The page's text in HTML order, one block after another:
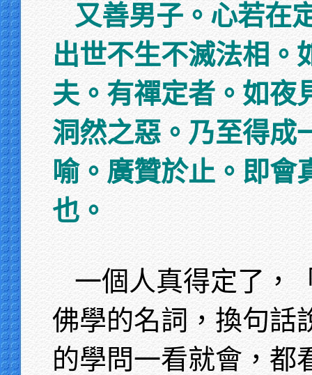
又善男子。心若在
出世不生不滅法相。
夫。有禪定者。如夜
洞然之惡。乃至得成
喻。廣贊於止。即會
也。
一個人真得定了，
佛學的名詞，換句話
的學問一看就會，都